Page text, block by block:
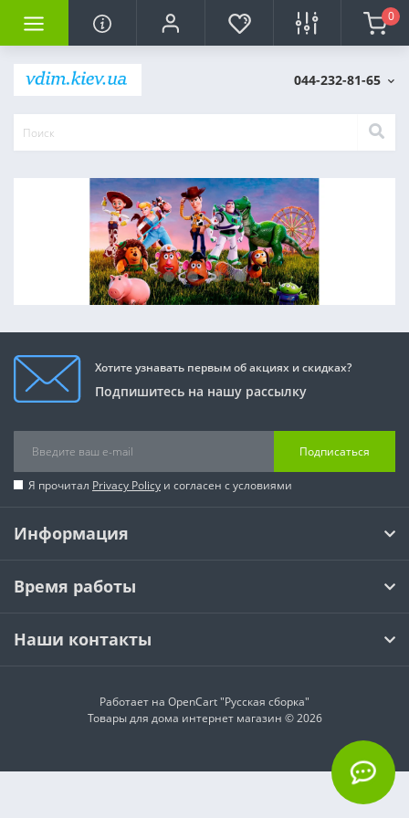
0
044-232-81-65
Хотите узнавать первым об акциях и скидках?
Подпишитесь на нашу рассылку
Подписаться
Я прочитал Privacy Policy и согласен с условиями
Информация
Время работы
Наши контакты
Работает на OpenCart "Русская сборка"
Товары для дома интернет магазин © 2026